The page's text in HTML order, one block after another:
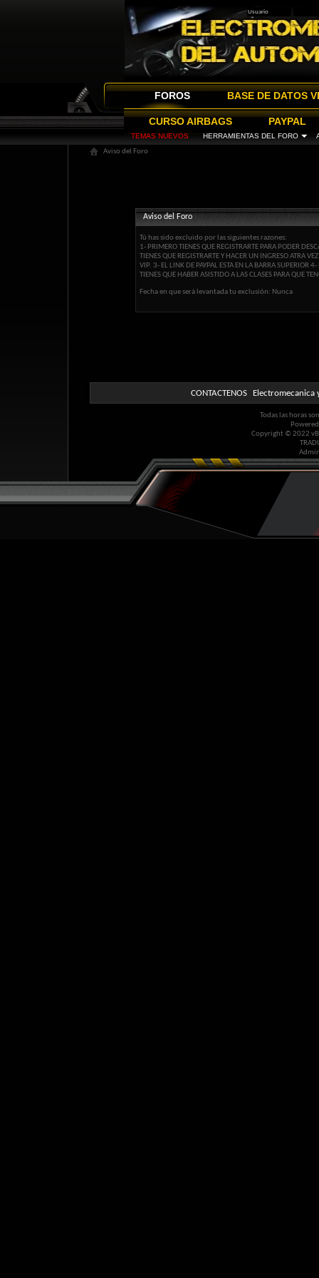
FOROS
TEMAS NUEVOS HERRAMIENTAS DEL FORO
BASE DE DATOS
CURSO AIRBAGS PAYPAL
Aviso del Foro
Aviso del Foro
Tú has sido excluido por las siguientes razones:
1- PRIMERO TIENES QUE REGISTRARTE PARA PODER
TIENES QUE REGISTRARTE Y HACER UN INGRESO ATRA
VIP. 3- EL LINK DE PAYPAL ESTA EN LA BARRA SUPERIOR
TIENES QUE HABER ASISTIDO A LAS CLASES PARA QUE
Fecha en que será levantada tu exclusión: Nunca
CONTACTENOS Electromecanica
Todas las horas
Copyright © 2022